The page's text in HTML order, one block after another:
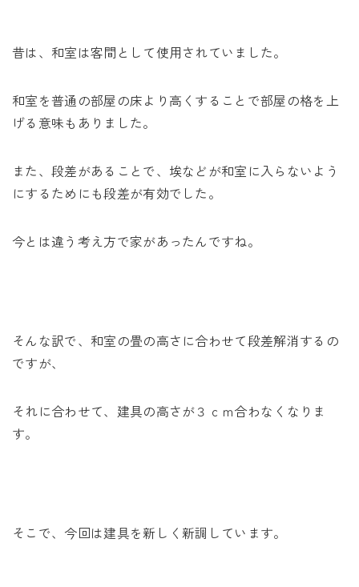
昔は、和室は客間として使用されていました。
和室を普通の部屋の床より高くすることで部屋の格を上
げる意味もありました。
また、段差があることで、埃などが和室に入らないよう
にするためにも段差が有効でした。
今とは違う考え方で家があったんですね。
そんな訳で、和室の畳の高さに合わせて段差解消するの
ですが、
それに合わせて、建具の高さが３ｃｍ合わなくなりま
す。
そこで、今回は建具を新しく新調しています。